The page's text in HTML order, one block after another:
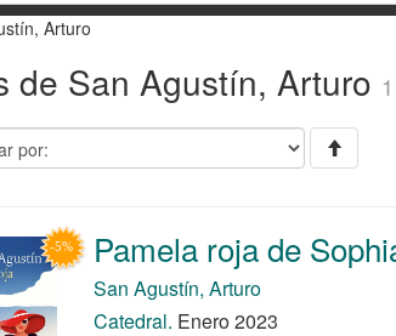
Arturo
de San Agustín, Arturo
Pamela roja de
San Agustín, Arturo
Catedral. Enero 2023